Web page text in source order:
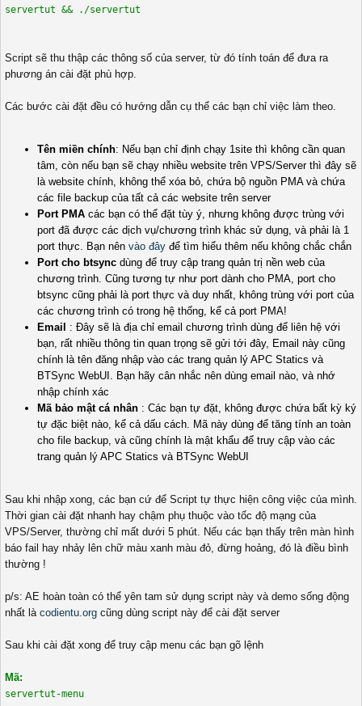
servertut && ./servertut
Script sẽ thu thập các thông số của server, từ đó tính toán để đưa ra
phương án cài đặt phù hợp.
Các bước cài đặt đều có hướng dẫn cụ thể các bạn chỉ việc làm theo.
Tên miền chính: Nếu bạn chỉ định chạy 1site thì không cần quan
tâm, còn nếu bạn sẽ chạy nhiều website trên VPS/Server thì đây sẽ
là website chính, không thể xóa bỏ, chứa bộ nguồn PMA và chứa
các file backup của tất cả các website trên server
Port PMA các bạn có thể đặt tùy ý, nhưng không được trùng với
port đã được các dịch vụ/chương trình khác sử dụng, và phải là 1
port thực. Bạn nên vào đây để tìm hiểu thêm nếu không chắc chắn
Port cho btsync dùng để truy cập trang quản trị nền web của
chương trình. Cũng tương tự như port dành cho PMA, port cho
btsync cũng phải là port thực và duy nhất, không trùng với port của
các chương trình có trong hệ thống, kể cả port PMA!
Email
: Đây sẽ là địa chỉ email chương trình dùng để liên hệ với
bạn, rất nhiều thông tin quan trọng sẽ gửi tới đây, Email này cũng
chính là tên đăng nhập vào các trang quản lý APC Statics và
BTSync WebUI. Bạn hãy cân nhắc nên dùng email nào, và nhớ
nhập chính xác
Mã bảo mật cá nhân : Các bạn tự đặt, không được chứa bất kỳ ký
tự đặc biệt nào, kể cả dấu cách. Mã này dùng để tăng tính an toàn
cho file backup, và cũng chính là mật khẩu để truy cập vào các
trang quản lý APC Statics và BTSync WebUI
Sau khi nhập xong, các bạn cứ để Script tự thực hiện công việc của mình.
Thời gian cài đặt nhanh hay chậm phụ thuộc vào tốc độ mạng của
VPS/Server, thường chỉ mất dưới 5 phút. Nếu các bạn thấy trên màn hình
báo fail hay nhảy lên chữ màu xanh màu đỏ, đừng hoảng, đó là điều bình
thường !
p/s: AE hoàn toàn có thể yên tam sử dụng script này và demo sống động
nhất là codientu.org cũng dùng script này để cài đặt server
Sau khi cài đặt xong để truy cập menu các bạn gõ lệnh
Mã:
servertut-menu